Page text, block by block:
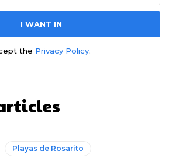
I WANT IN
the Privacy Policy.
Playas de Rosarito